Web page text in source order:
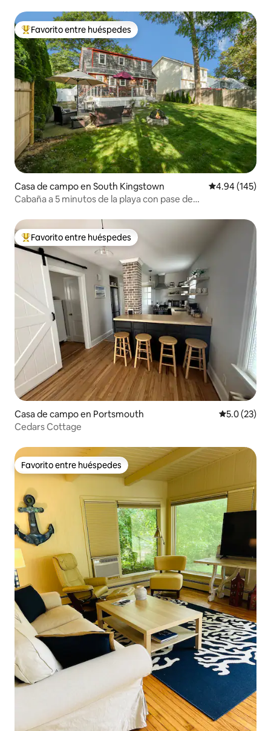
Favorito entre huéspedes preferido
Favorito entre huéspedes
Casa de campo en South Kingstown Calificación
4.94 (145)
Cabaña a 5 minutos de la playa con pase de
Favorito entre huéspedes preferido
Favorito entre huéspedes
Casa de campo en Portsmouth Calificación
5.0 (23)
Cedars Cottage
Favorito entre huéspedes
Favorito entre huéspedes